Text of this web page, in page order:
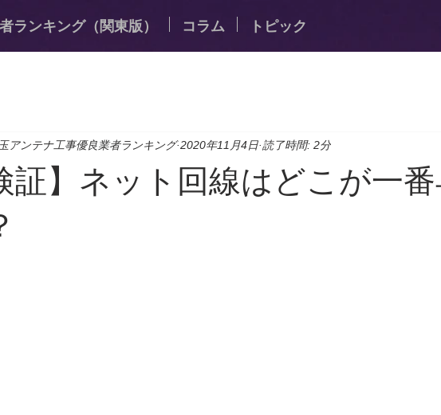
証】ネット回線はどこが一
アンテナ工事優良業者ランキング 2020年11月4日 読了時間: 2分
ランキング（関東版） コラム トピック